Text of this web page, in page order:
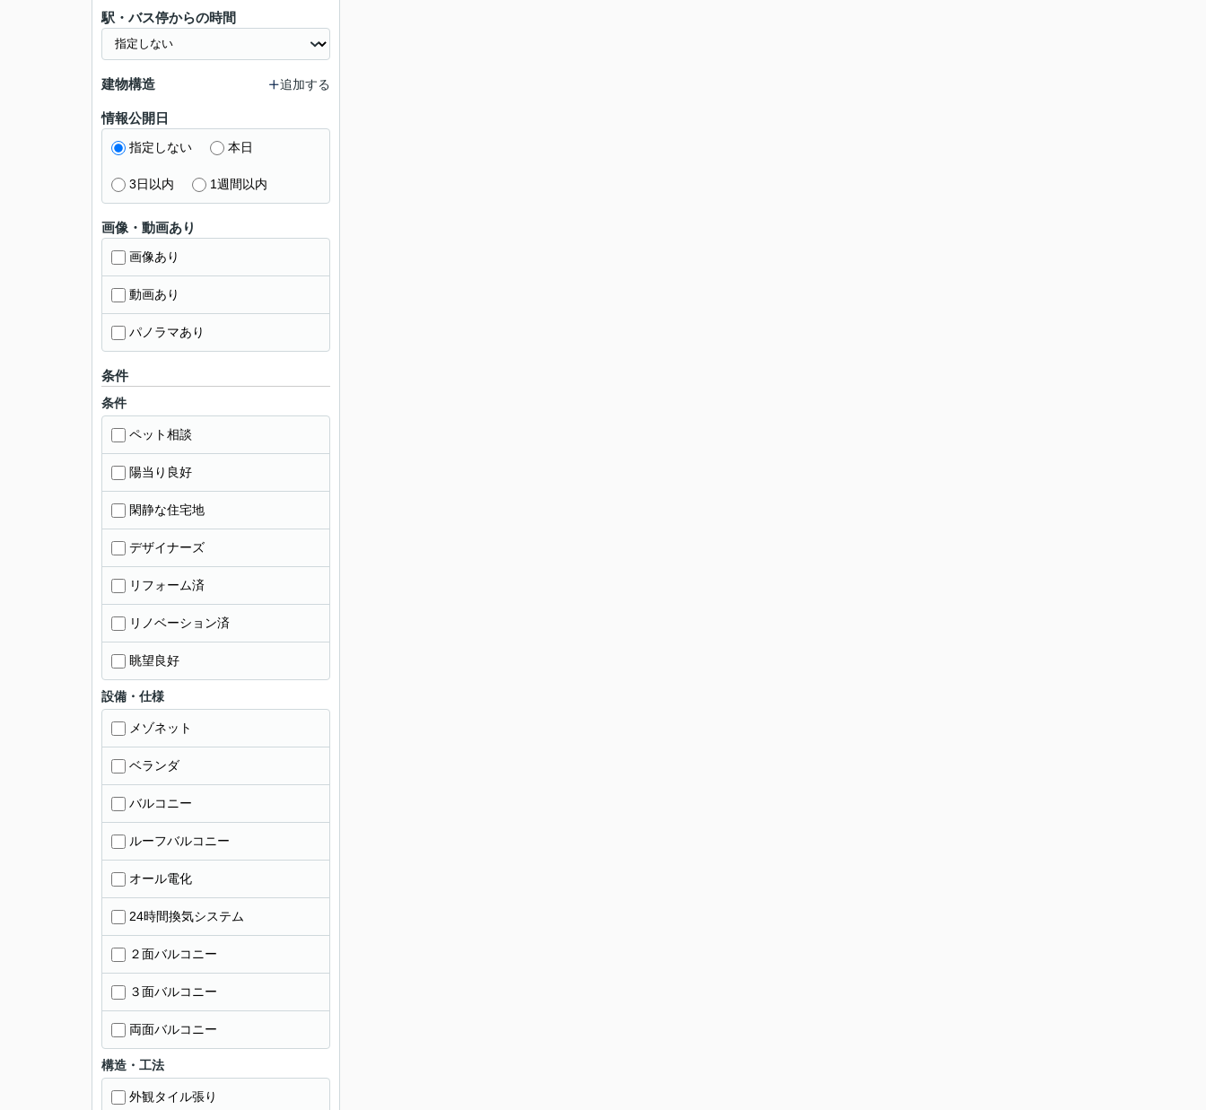
駅・バス停からの時間
建物構造 追加する
情報公開日
指定しない 本日
3日以内 1週間以内
画像・動画あり
画像あり
動画あり
パノラマあり
条件
条件
ペット相談
陽当り良好
閑静な住宅地
デザイナーズ
リフォーム済
リノベーション済
眺望良好
設備・仕様
メゾネット
ベランダ
バルコニー
ルーフバルコニー
オール電化
24時間換気システム
２面バルコニー
３面バルコニー
両面バルコニー
構造・工法
外観タイル張り